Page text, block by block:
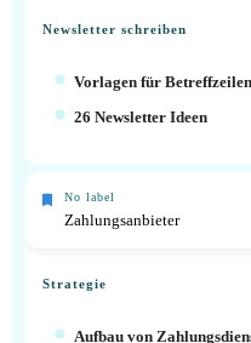
Newsletter schreiben
Vorlagen für Betreffzeilen
26 Newsletter Ideen
No label
Zahlungsanbieter
Strategie
Aufbau von